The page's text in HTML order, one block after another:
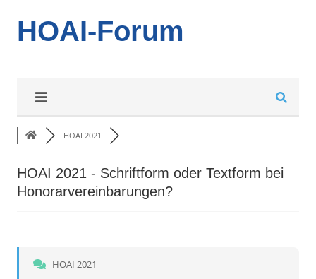
HOAI-Forum
HOAI 2021
HOAI 2021 - Schriftform oder Textform bei
Honorarvereinbarungen?
HOAI 2021